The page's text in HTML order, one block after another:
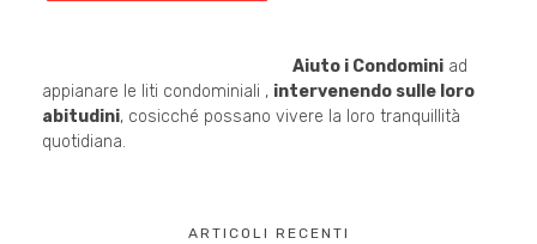
Aiuto i Condominiad
appianare le liti condominiali , intervenendo sulle loro
abitudini, cosicché possano vivere la loro tranquillità
quotidiana.
ARTICOLI RECENTI